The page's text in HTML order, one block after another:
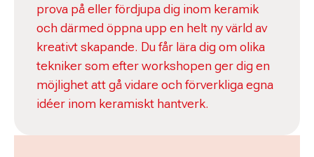
prova på eller fördjupa dig inom keramik
och därmed öppna upp en helt ny värld av
kreativt skapande. Du får lära dig om olika
tekniker som efter workshopen ger dig en
möjlighet att gå vidare och förverkliga egna
idéer inom keramiskt hantverk.